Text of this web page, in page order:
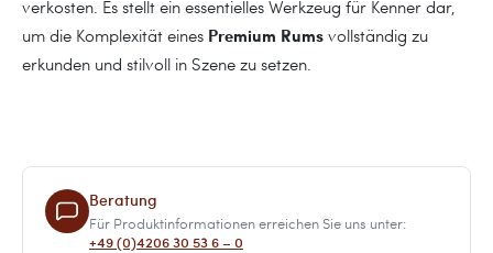
verkosten. Es stellt ein essentielles Werkzeug für Kenner dar,
um die Komplexität eines Premium Rums vollständig zu
erkunden und stilvoll in Szene zu setzen.
Beratung
Für Produktinformationen erreichen Sie uns unter:
+49 (0)4206 30 53 6 – 0